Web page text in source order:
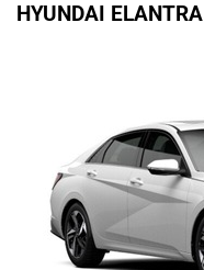
HYUNDAI ELANTRA